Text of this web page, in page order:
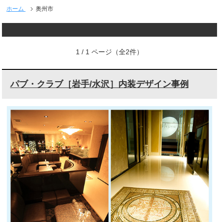
ホーム 奥州市
1 / 1 ページ（全2件）
パブ・クラブ［岩手/水沢］内装デザイン事例